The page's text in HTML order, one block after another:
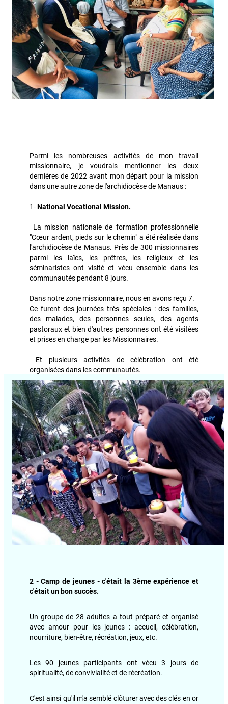
Parmi les nombreuses activités de mon travail
missionnaire, je voudrais mentionner les deux
dernières de 2022 avant mon départ pour la mission
dans une autre zone de l'archidiocèse de Manaus :
1-National Vocational Mission.
La mission nationale de formation professionnelle
"Cœur ardent, pieds sur le chemin" a été réalisée dans
l'archidiocèse de Manaus. Près de 300 missionnaires
parmi les laïcs, les prêtres, les religieux et les
séminaristes ont visité et vécu ensemble dans les
communautés pendant 8 jours.
Dans notre zone missionnaire, nous en avons reçu 7.
Ce furent des journées très spéciales : des familles,
des malades, des personnes seules, des agents
pastoraux et bien d'autres personnes ont été visitées
et prises en charge par les Missionnaires.
Et plusieurs activités de célébration ont été
organisées dans les communautés.
2 - Camp de jeunes - c'était la 3ème expérience et
c'était un bon succès.
Un groupe de 28 adultes a tout préparé et organisé
avec amour pour les jeunes : accueil, célébration,
nourriture, bien-être, récréation, jeux, etc.
Les 90 jeunes participants ont vécu 3 jours de
spiritualité, de convivialité et de récréation.
C'est ainsi qu'il m'a semblé clôturer avec des clés en or